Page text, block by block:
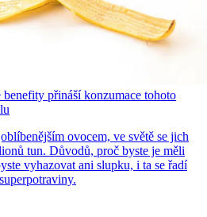
benefity přináší konzumace tohoto
ovocem, ve světě se jich
tun. Důvodů, proč byste je měli
vyhazovat ani slupku, i ta se řadí